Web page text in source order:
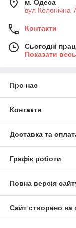
м. Одеса
вул Колонічна
Контакти
Сьогодні
Показати
Про нас
Контакти
Доставка та
Графік роботи
Повна версія
Сайт створено на